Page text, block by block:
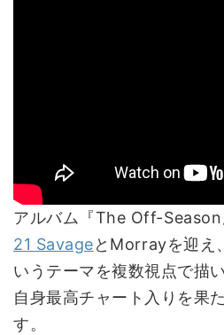
アルバム『The Off-Season
21 SavageとMorrayを迎え
いうテーマを複数視点で描
自身最高チャート入りを果
す。